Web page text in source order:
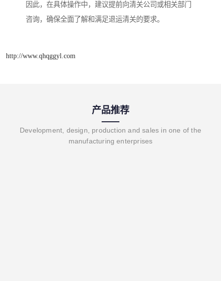
因此，在具体操作中，建议提前向清关公司或相关部门
咨询，确保全面了解和满足退运清关的要求。
http://www.qhqggyl.com
产品推荐
Development, design, production and sales in one of the
manufacturing enterprises